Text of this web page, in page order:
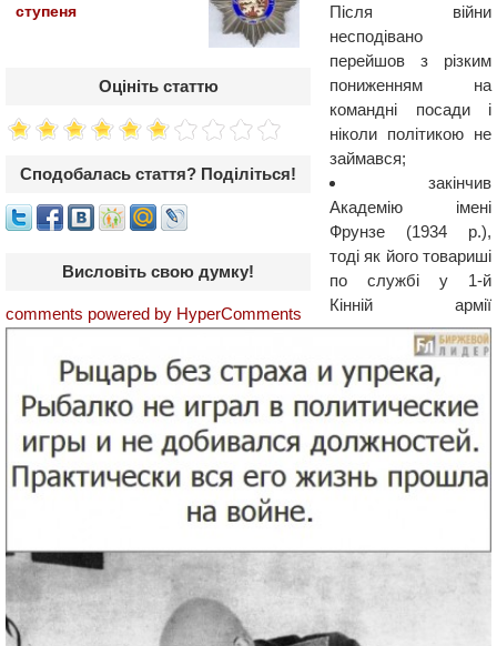
ступеня
Оцініть статтю
Сподобалась стаття? Поділіться!
Висловіть свою думку!
comments powered by HyperComments
Після війни
несподівано
перейшов з різким
пониженням на
командні посади і
ніколи політикою не
займався;
закінчив
Академію імені
Фрунзе (1934 р.),
тоді як його товариші
по службі у 1-й
Кінній армії